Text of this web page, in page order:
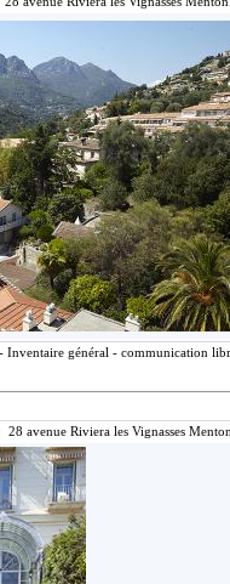
général - communication
avenue Riviera les Vignasses